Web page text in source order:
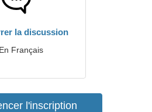
la discussion
En Français
l'inscription